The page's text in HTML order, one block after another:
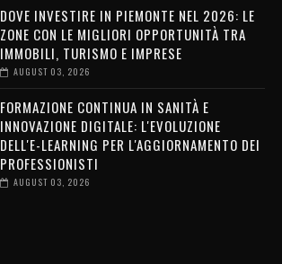
DOVE INVESTIRE IN PIEMONTE NEL 2026: LE
ZONE CON LE MIGLIORI OPPORTUNITÀ TRA
IMMOBILI, TURISMO E IMPRESE
AUGUST 03, 2026
FORMAZIONE CONTINUA IN SANITÀ E
INNOVAZIONE DIGITALE: L'EVOLUZIONE
DELL'E-LEARNING PER L'AGGIORNAMENTO DEI
PROFESSIONISTI
AUGUST 03, 2026